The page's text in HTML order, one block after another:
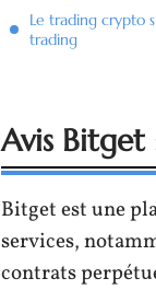
Le trading crypto
trading
Avis Bitget
Bitget est une
services,
contrats